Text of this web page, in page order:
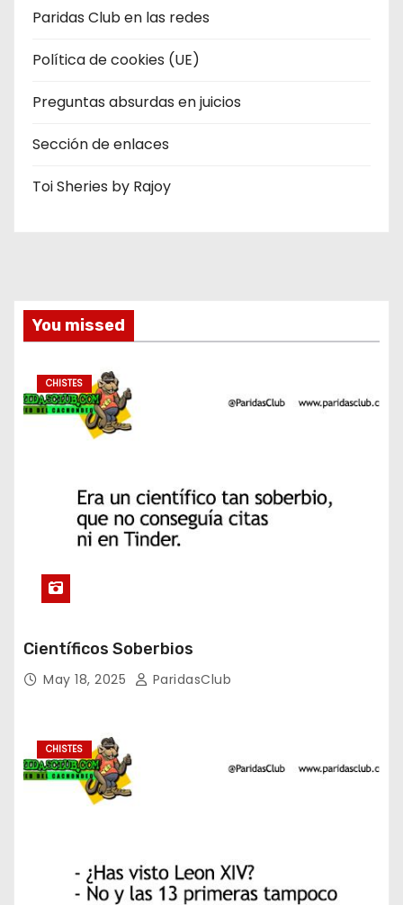
Paridas Club en las redes
Política de cookies (UE)
Preguntas absurdas en juicios
Sección de enlaces
Toi Sheries by Rajoy
You missed
CHISTES
Científicos Soberbios
May 18, 2025 ParidasClub
CHISTES